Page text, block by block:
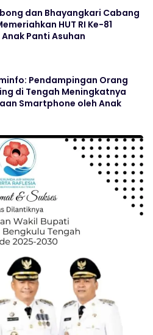
dan Bhayangkari Cabang
HUT RI Ke-81
Panti Asuhan
Pendampingan Orang
di Tengah Meningkatnya
Smartphone oleh Anak